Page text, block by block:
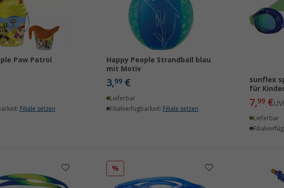
Paw Patrol
Filiale setzen
Happy People Strandball blau
mit Motiv
3,99€
Lieferbar
Filialverfügbarkeit: Filiale setzen
sunflex
für
7,99 €
Lieferbar
%